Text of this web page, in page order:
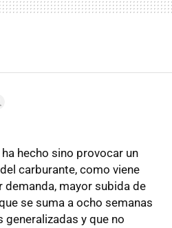
ha hecho sino provocar un
carburante, como viene
demanda, mayor subida de
se suma a ocho semanas
y que no